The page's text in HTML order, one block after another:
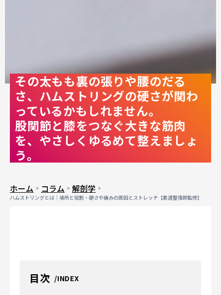
その太もも裏の張りや腰のだる
さ、ハムストリングの硬さが関わ
っているかもしれません。
股関節と膝をつなぐ大きな筋肉
を、やさしくゆるめて整えましょ
う。
ホーム コラム 解剖学
ハムストリングとは｜場所と役割・硬さや痛みの原因とストレッチ【柔道整復師監修】
目次